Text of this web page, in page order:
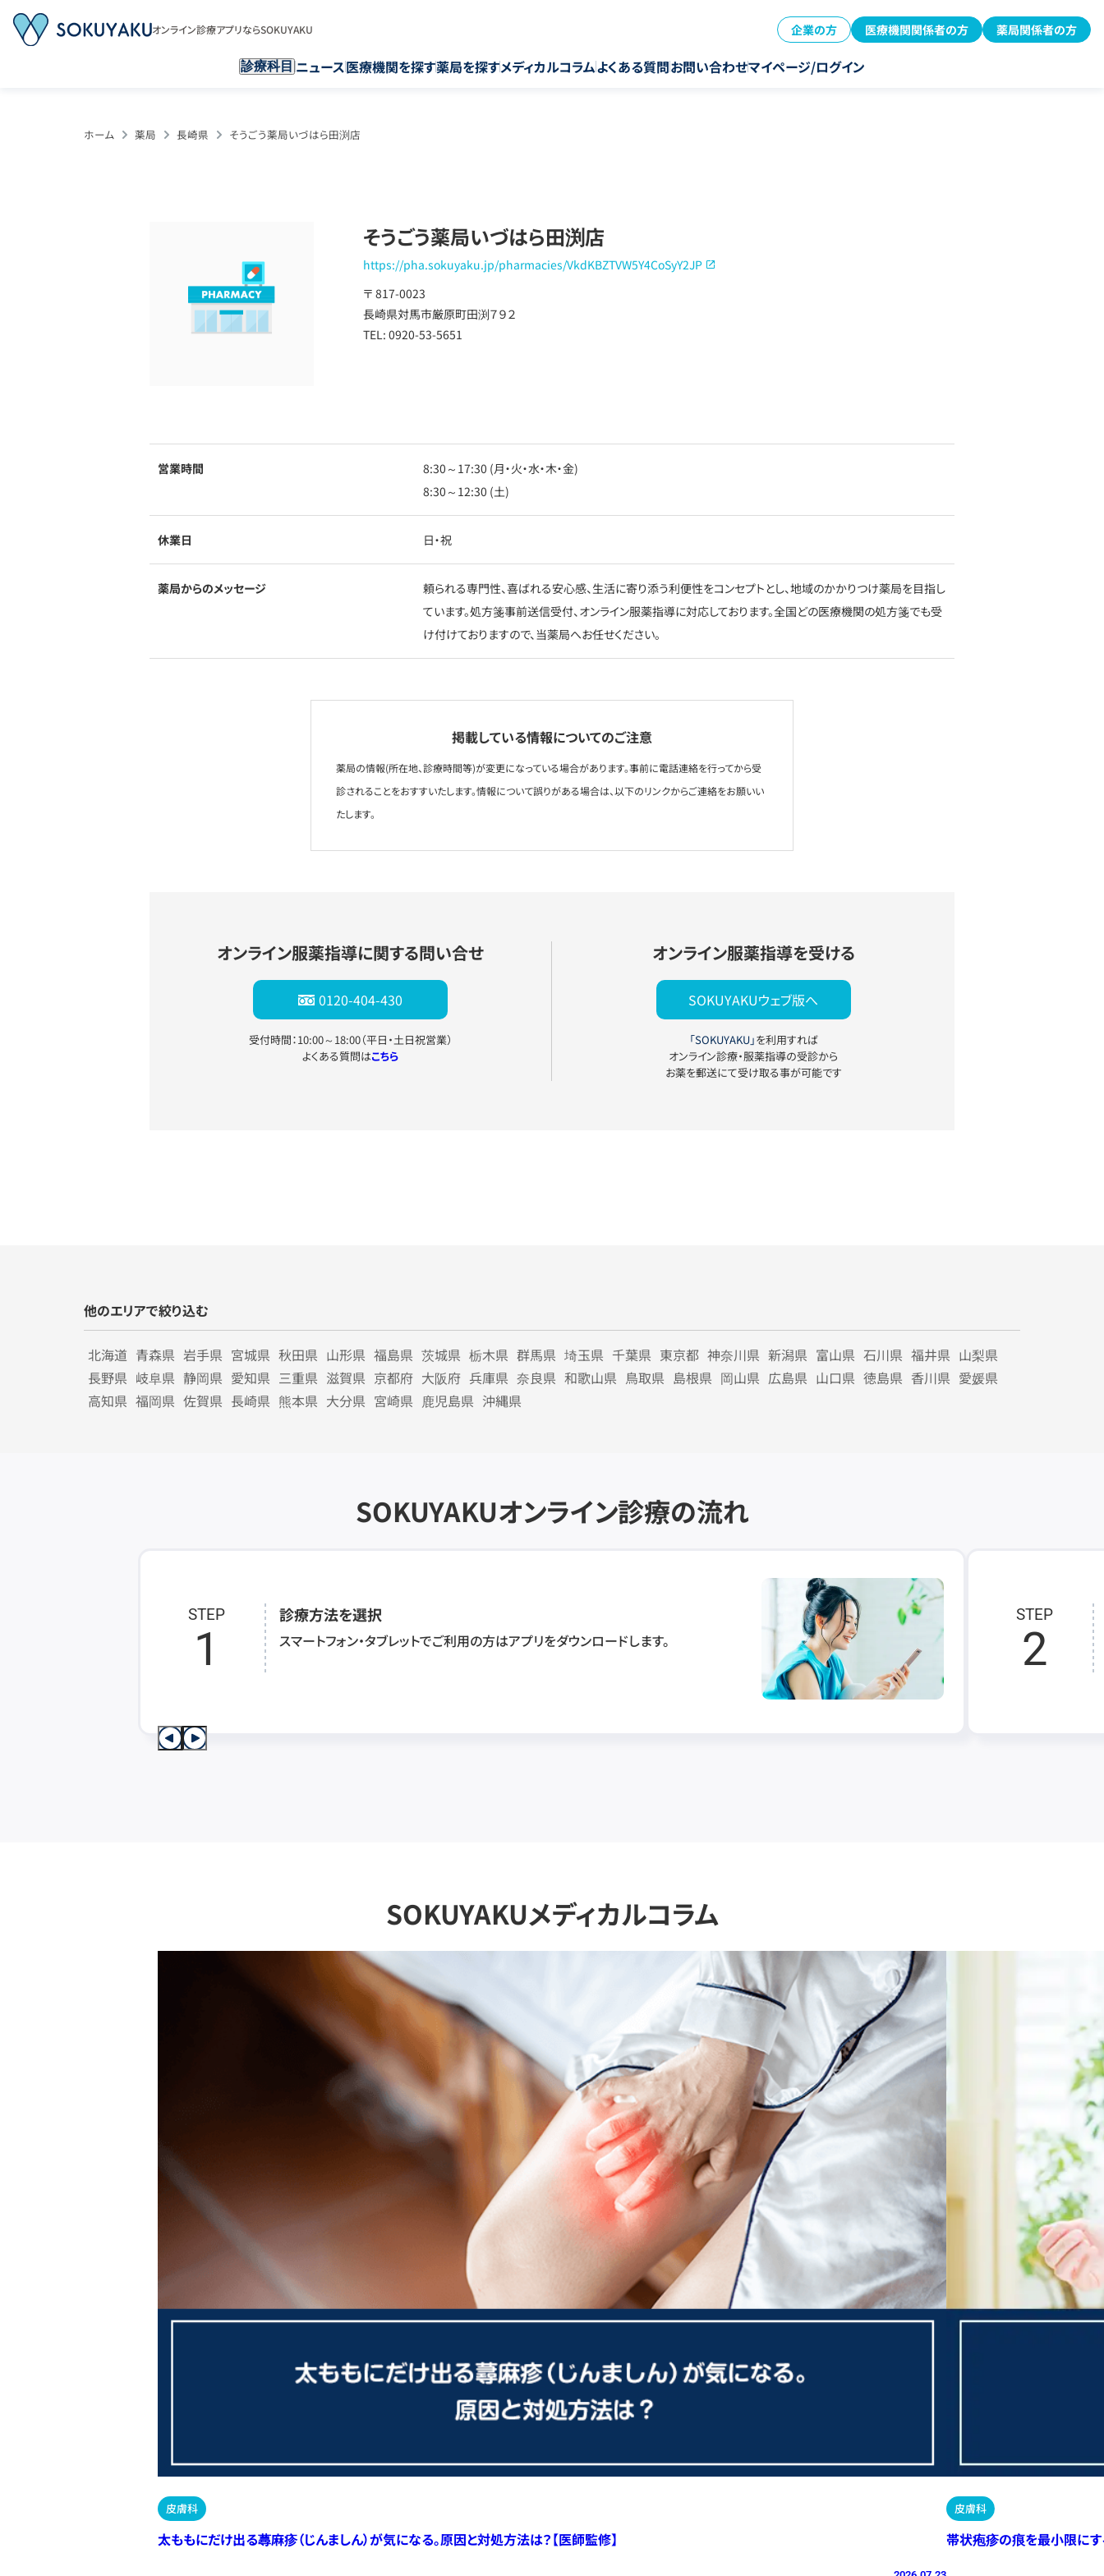
オンライン診療アプリならSOKUYAKU 企業の方 医療機関関係者の方 薬局関係者の方
診療科目 ニュース医療機関を探す薬局を探すメディカルコラムよくある質問お問い合わせマイページ/ログイン
ホーム 薬局 長崎県 そうごう薬局いづはら田渕店
そうごう薬局いづはら田渕店
https://pha.sokuyaku.jp/pharmacies/VkdKBZTVW5Y4CoSyY2JP
〒 817-0023
長崎県対馬市厳原町田渕７９２
TEL: 0920-53-5651
営業時間
8:30～17:30 (月・火・水・木・金)
8:30～12:30 (土)
休業日 日・祝
薬局からのメッセージ
頼られる専門性、喜ばれる安心感、生活に寄り添う利便性をコンセプトとし、地域のかかりつけ薬局を目指し
ています。処方箋事前送信受付、オンライン服薬指導に対応しております。全国どの医療機関の処方箋でも受
け付けておりますので、当薬局へお任せください。
掲載している情報についてのご注意
薬局の情報(所在地、診療時間等)が変更になっている場合があります。事前に電話連絡を行ってから受
診されることをおすすいたします。情報について誤りがある場合は、以下のリンクからご連絡をお願いい
たします。
オンライン服薬指導に関する問い合せ
0120-404-430
受付時間：10:00～18:00（平日・土日祝営業）
よくある質問はこちら
オンライン服薬指導を受ける
SOKUYAKUウェブ版へ
「SOKUYAKU」を利用すれば
オンライン診療・服薬指導の受診から
お薬を郵送にて受け取る事が可能です
他のエリアで絞り込む
北海道 青森県 岩手県 宮城県 秋田県 山形県 福島県 茨城県 栃木県 群馬県 埼玉県 千葉県 東京都 神奈川県 新潟県 富山県 石川県 福井県 山梨県
長野県 岐阜県 静岡県 愛知県 三重県 滋賀県 京都府 大阪府 兵庫県 奈良県 和歌山県 鳥取県 島根県 岡山県 広島県 山口県 徳島県 香川県 愛媛県
高知県 福岡県 佐賀県 長崎県 熊本県 大分県 宮崎県 鹿児島県 沖縄県
SOKUYAKUオンライン診療の流れ
STEP
1
診療方法を選択
スマートフォン・タブレットでご利用の方はアプリをダウンロードします。
STEP
2
SOKUYAKUメディカルコラム
皮膚科
太ももにだけ出る蕁麻疹（じんましん）が気になる。原因と対処方法は？【医師監修】
皮膚科
帯状疱疹の痕を最小限にす